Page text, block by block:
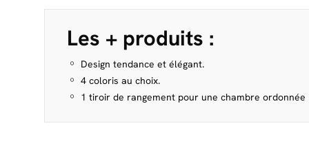
Les + produits :
Design tendance et élégant.
4 coloris au choix.
1 tiroir de rangement pour une chambre ordonnée